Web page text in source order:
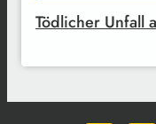
Tödlicher Unfall